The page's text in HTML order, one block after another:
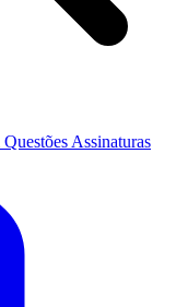
Questões Assinaturas